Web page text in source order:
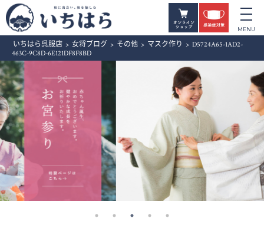
いちはら呉服店 > 女将ブログ > その他 > マスク作り > D5724A65-1AD2-
463C-9C8D-6E121DF8F8BD